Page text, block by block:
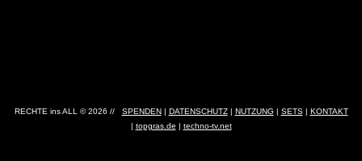
RECHTE ins ALL © 2026 // SPENDEN| DATENSCHUTZ| NUTZUNG | SETS| KONTAKT
| topgras.de | techno-tv.net